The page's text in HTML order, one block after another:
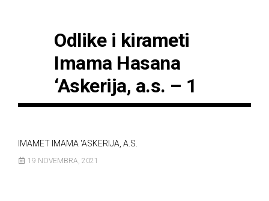
Odlike i kirameti
Imama Hasana
‘Askerija, a.s. – 1
IMAMET IMAMA 'ASKERIJA, A.S.
19 NOVEMBRA, 2021